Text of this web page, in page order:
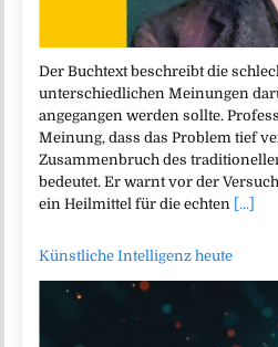
Der Buchtext beschreibt die
unterschiedlichen Meinungen
angegangen werden sollte.
Meinung, dass das Problem tief
Zusammenbruch des
bedeutet. Er warnt vor der
ein Heilmittel für die echten [...]
Künstliche Intelligenz heute